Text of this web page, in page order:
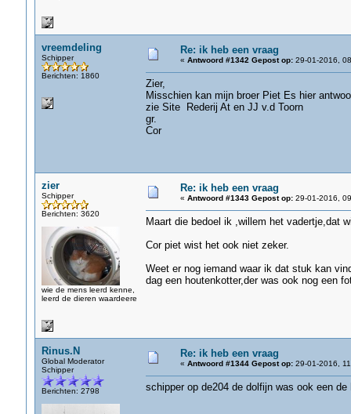
vreemdeling
Schipper
Berichten: 1860
Re: ik heb een vraag
« Antwoord #1342 Gepost op:29-01-2016,
Zier,
Misschien kan mijn broer Piet Es hier
zie Site Rederij At en JJ v.d Toorn
gr.
Cor
zier
Schipper
Berichten: 3620
wie de mens leerd kenne,
leerd de dieren waardeere
Re: ik heb een vraag
« Antwoord #1343 Gepost op:29-01-2016,
Maart die bedoel ik ,willem het vadertje,dat
Cor piet wist het ook niet zeker.
Weet er nog iemand waar ik dat stuk kan
dag een houtenkotter,der was ook nog een
Rinus.N
Global Moderator
Schipper
Berichten: 2798
Re: ik heb een vraag
« Antwoord #1344 Gepost op:29-01-2016,
schipper op de204 de dolfijn was ook een